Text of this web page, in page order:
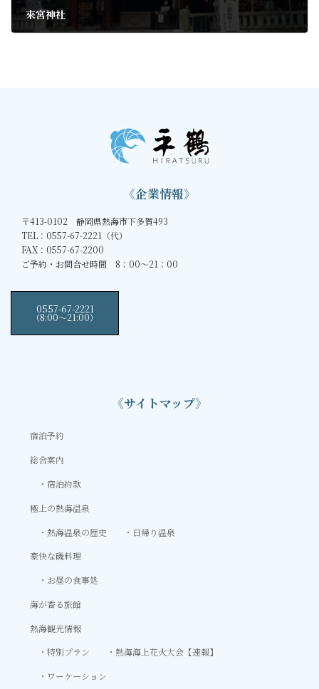
來宮神社
《企業情報》
〒413-0102 静岡県熱海市下多賀493
TEL：0557-67-2221（代）
FAX：0557-67-2200
ご予約・お問合せ時間 8：00～21：00
0557-67-2221
（8:00〜21:00）
《サイトマップ》
宿泊予約
総合案内
宿泊約款
極上の熱海温泉
熱海温泉の歴史
日帰り温泉
豪快な磯料理
お昼の食事処
海が香る旅館
熱海観光情報
特別プラン
熱海海上花火大会【速報】
ワーケーション